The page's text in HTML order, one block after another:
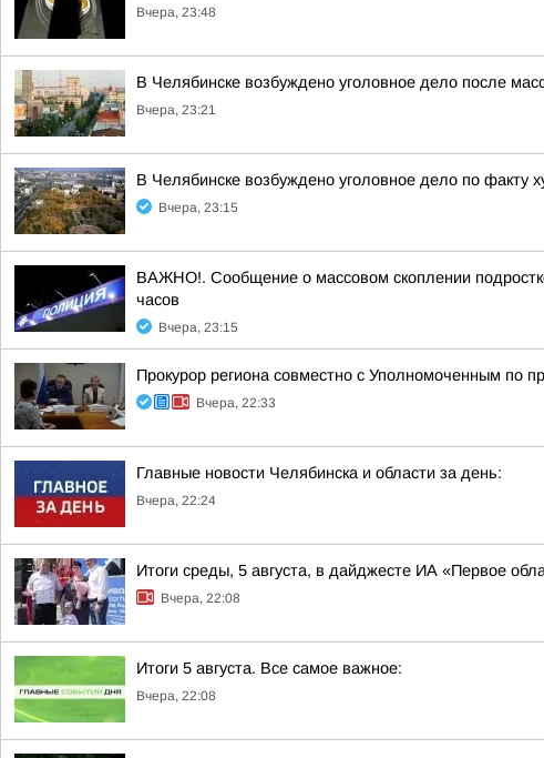
Вчера, 23:48
В Челябинске возбуждено уголовное дело после
Вчера, 23:21
В Челябинске возбуждено уголовное дело по факту
Вчера, 23:15
ВАЖНО!. Сообщение о массовом скоплении
часов
Вчера, 23:15
Прокурор региона совместно с Уполномоченным по
Вчера, 22:33
Главные новости Челябинска и области за день:
Вчера, 22:24
Итоги среды, 5 августа, в дайджесте ИА «Первое
Вчера, 22:08
Итоги 5 августа. Все самое важное:
Вчера, 22:08